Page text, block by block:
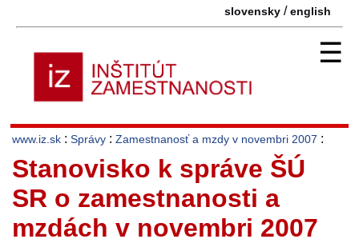
slovensky /english
☰
www.iz.sk : Správy : Zamestnanosť a mzdy v novembri 2007 :
Stanovisko k správe ŠÚ
SR o zamestnanosti a
mzdách v novembri 2007